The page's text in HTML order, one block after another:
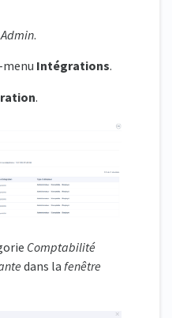
Admin.
menu Intégrations.
.
Comptabilité
dans la fenêtre